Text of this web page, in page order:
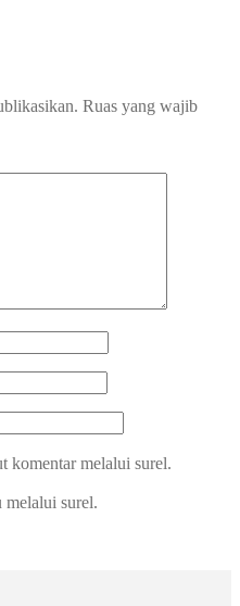
Ruas yang wajib
komentar melalui surel.
melalui surel.